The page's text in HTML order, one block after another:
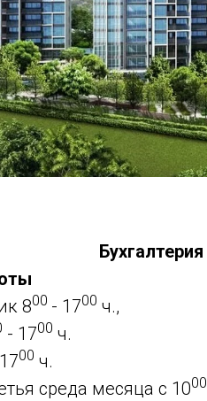
Бухгалтерия
800 - 1700 ч.,
- 1700 ч.
00 ч.
среда месяца с 1000